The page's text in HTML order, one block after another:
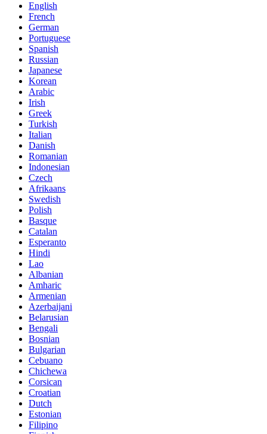
English
French
German
Portuguese
Spanish
Russian
Japanese
Korean
Arabic
Irish
Greek
Turkish
Italian
Danish
Romanian
Indonesian
Czech
Afrikaans
Swedish
Polish
Basque
Catalan
Esperanto
Hindi
Lao
Albanian
Amharic
Armenian
Azerbaijani
Belarusian
Bengali
Bosnian
Bulgarian
Cebuano
Chichewa
Corsican
Croatian
Dutch
Estonian
Filipino